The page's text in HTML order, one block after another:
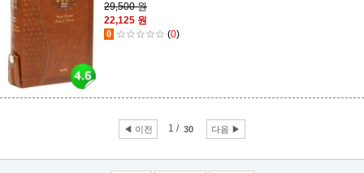
29,500 원
22,125 원
0 ☆☆☆☆☆ (0)
◀ 이전 1 / 30 다음 ▶